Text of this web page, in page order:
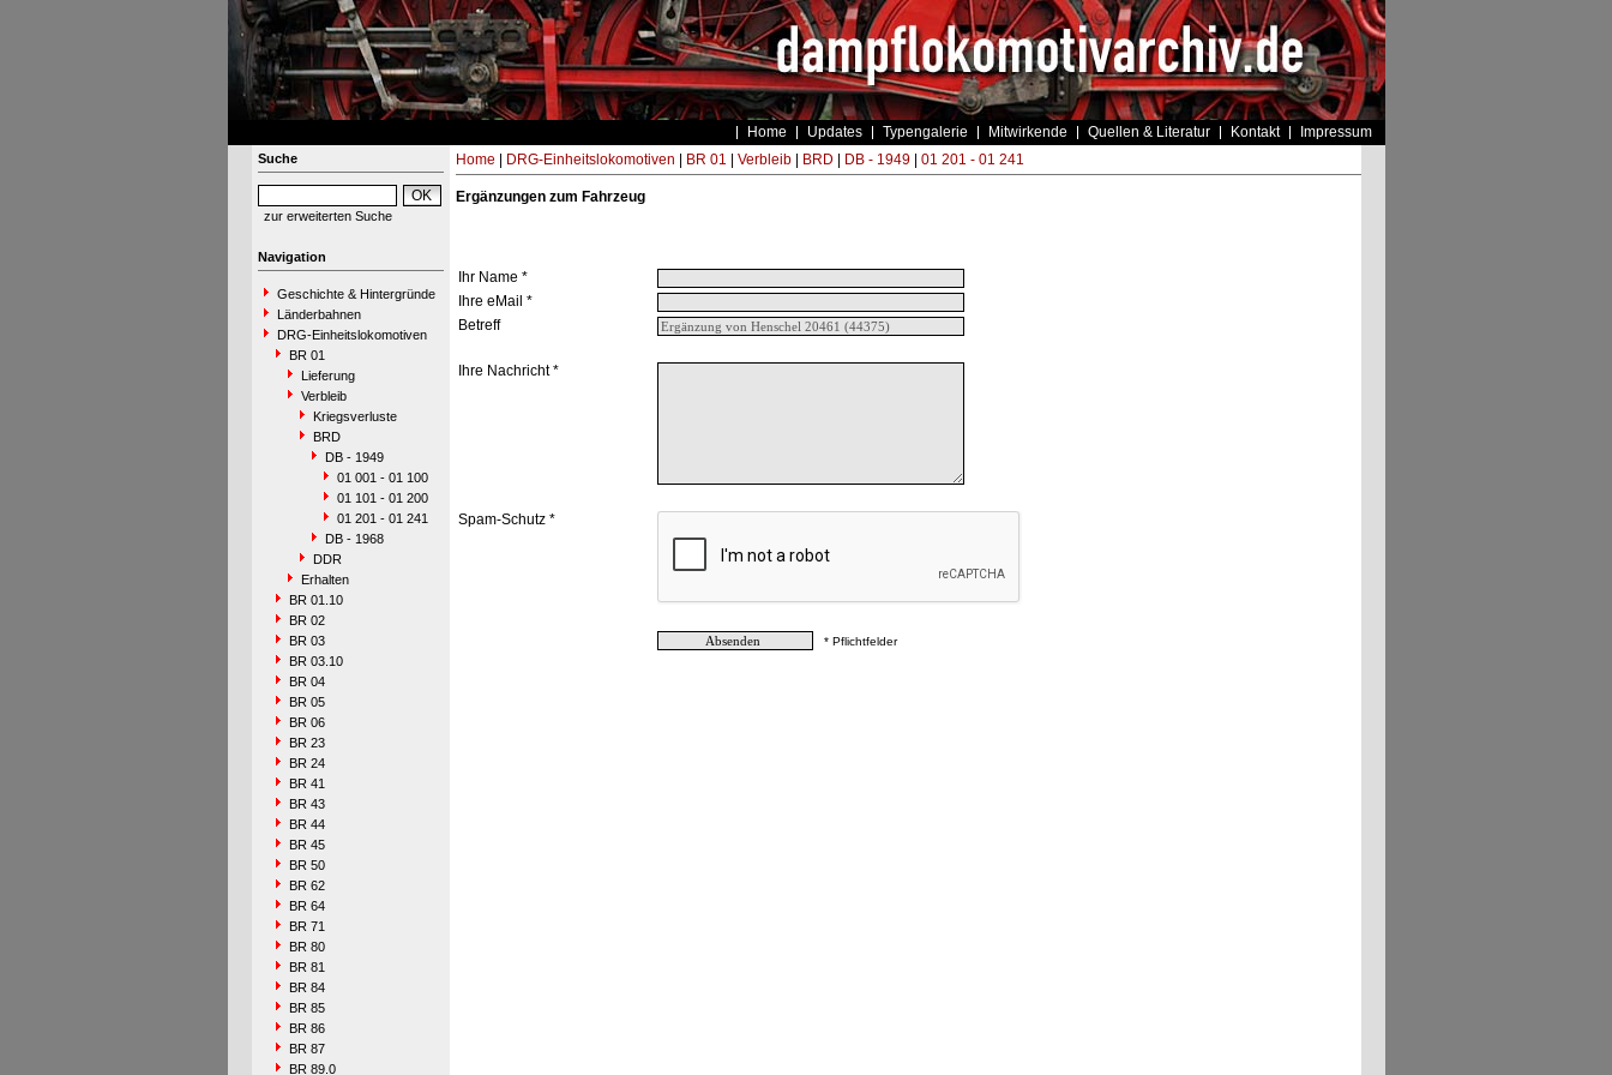
Home Updates Typengalerie Mitwirkende Quellen & Literatur Kontakt Impressum
Suche
zur erweiterten Suche
Navigation
Geschichte & Hintergründe
Länderbahnen
DRG-Einheitslokomotiven
BR 01
Lieferung
Verbleib
Kriegsverluste
BRD
DB - 1949
01 001 - 01 100
01 101 - 01 200
01 201 - 01 241
DB - 1968
DDR
Erhalten
BR 01.10
BR 02
BR 03
BR 03.10
BR 04
BR 05
BR 06
BR 23
BR 24
BR 41
BR 43
BR 44
BR 45
BR 50
BR 62
BR 64
BR 71
BR 80
BR 81
BR 84
BR 85
BR 86
BR 87
BR 89.0
Home DRG-Einheitslokomotiven BR 01 Verbleib| BRD DB - 1949| 01 201 - 01 241
Ergänzungen zum Fahrzeug
Ihr Name *
Ihre eMail *
Betreff
Ihre Nachricht *
Spam-Schutz *
* Pflichtfelder